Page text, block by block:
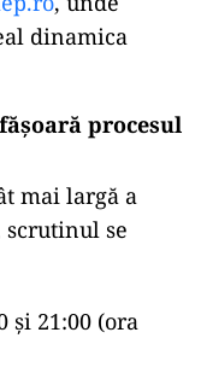
dinamica
procesul
mai largă a
se
și 21:00 (ora